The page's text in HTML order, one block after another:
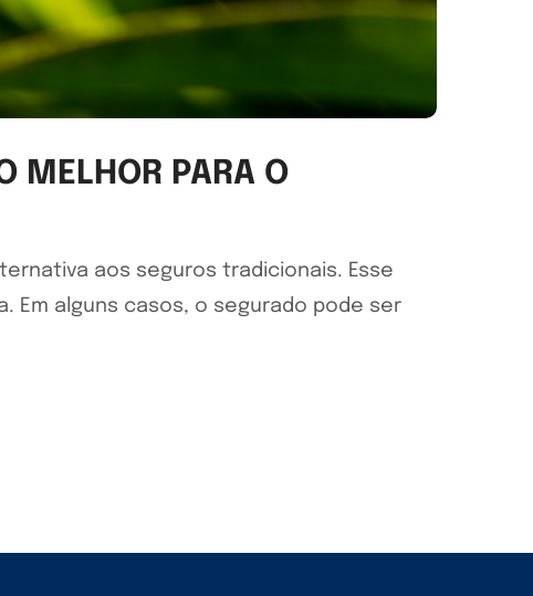
MELHOR PARA O
aos seguros tradicionais. Esse
Em alguns casos, o segurado pode ser